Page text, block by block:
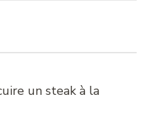
un steak à la